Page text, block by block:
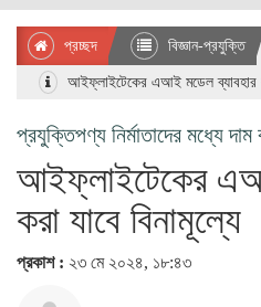
প্রচ্ছদ বিজ্ঞান-প্রযুক্তি
আইফ্লাইটেকের এআই মডেল ব্যাবহার
প্রযুক্তিপণ্য নির্মাতাদের মধ্যে
আইফ্লাইটেকের
করা যাবে বিনামূল্যে
প্রকাশ : ২৩ মে ২০২৪, ১৮:৪৩